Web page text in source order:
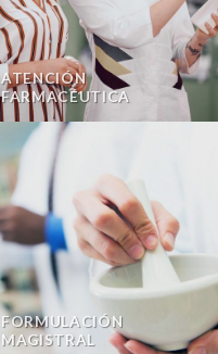
ATENCIÓN
FARMACÉUTICA
FORMULACIÓN
MAGISTRAL